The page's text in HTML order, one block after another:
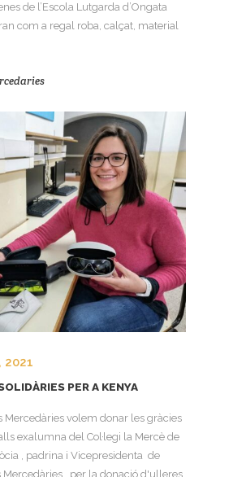
de l’Escola Lutgarda d’Ongata
com a regal roba, calçat, material
2021
PER A KENYA
Mercedàries volem donar les gràcies
exalumna del Col·legi la Mercè de
, padrina i Vicepresidenta de
Mercedàries, per la donació d'ulleres